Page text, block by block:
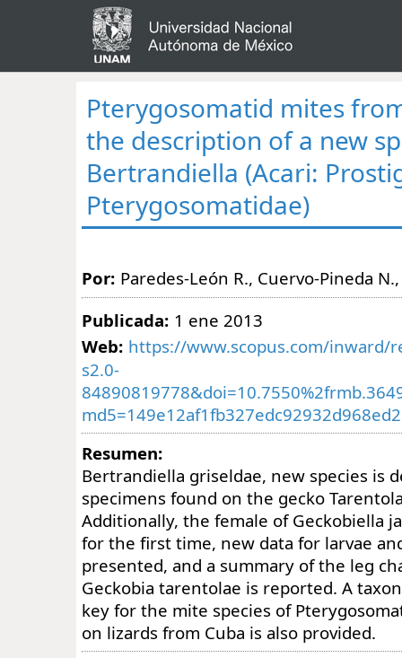
Pterygosomatid mites
the description of a new
Bertrandiella (Acari:
Pterygosomatidae)
Por: Paredes-León R., Cuervo-Pineda
Publicada: 1 ene 2013
Web: https://www.scopus.com/inward/
s2.0-
Resumen:
Bertrandiella griseldae, new species is
specimens found on the gecko
Additionally, the female of Geckobiella
for the first time, new data for larvae
presented, and a summary of the leg
Geckobia tarentolae is reported. A
key for the mite species of
on lizards from Cuba is also provided.